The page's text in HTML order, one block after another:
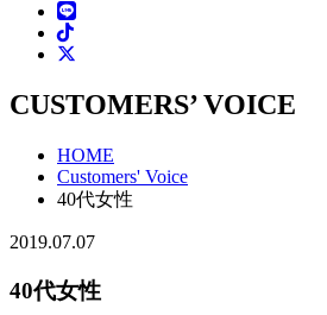
CUSTOMERS’ VOICE
HOME
Customers' Voice
40代女性
2019.07.07
40代女性